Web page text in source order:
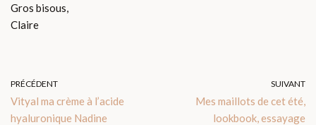
Gros bisous,
Claire
PRÉCÉDENT
Vityal ma crème à l’acide
hyaluronique Nadine
SUIVANT
Mes maillots de cet été,
lookbook, essayage